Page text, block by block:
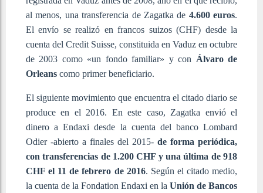
al menos, una transferencia de Zagatka de 4.600 euros.
El envío se realizó en francos suizos (CHF) desde la
cuenta del Credit Suisse, constituida en Vaduz en octubre
de 2003 como «un fondo familiar» y con Álvaro de
Orleans como primer beneficiario.
El siguiente movimiento que encuentra el citado diario se
produce en el 2016. En este caso, Zagatka envió el
dinero a Endaxi desde la cuenta del banco Lombard
Odier -abierto a finales del 2015- de forma periódica,
con transferencias de 1.200 CHF y una última de 918
CHF el 11 de febrero de 2016. Según el citado medio,
la cuenta de la Fondation Endaxi en la Unión de Bancos